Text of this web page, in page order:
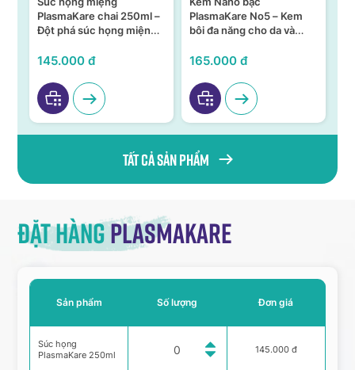
PlasmaKare chai 250ml –
Đột phá súc họng miệng
145.000 đ
PlasmaKare No5 – Kem
bôi đa năng cho da và
165.000 đ
Tất cả sản phẩm
Đặt hàngPlasmakare
Sản phẩm
Súc họng
PlasmaKare 250ml
Số lượng Đơn giá
145.000 đ